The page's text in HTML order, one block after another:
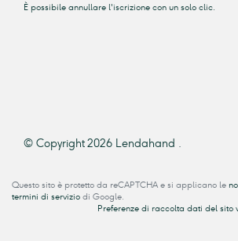
È possibile annullare l'iscrizione con un solo clic.
© Copyright 2026 Lendahand .
Questo sito è protetto da reCAPTCHA e si applicano le
termini di servizio di Google.
Preferenze di raccolta dati del sito